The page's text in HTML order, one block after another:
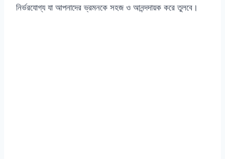
নির্ভরযোগ্য যা আপনাদের ভ্রমনকে সহজ ও আনন্দদায়ক করে তুলবে।